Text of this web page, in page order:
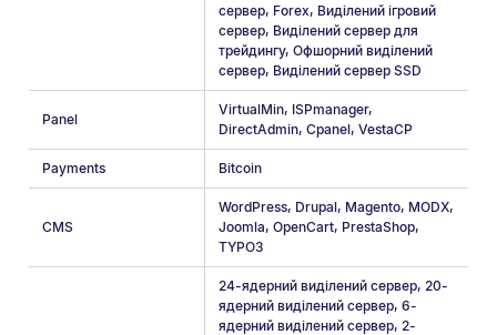
сервер, Forex, Виділений ігровий
сервер, Виділений сервер для
трейдингу,Офшорний виділений
сервер, Виділений сервер SSD
Panel
VirtualMin, ISPmanager,
DirectAdmin,Cpanel,VestaCP
Payments Bitcoin
CMS
WordPress, Drupal, Magento, MODX,
Joomla,OpenCart, PrestaShop,
TYPO3
24-ядерний виділений сервер, 20-
ядерний виділений сервер,6-
ядерний виділений сервер, 2-